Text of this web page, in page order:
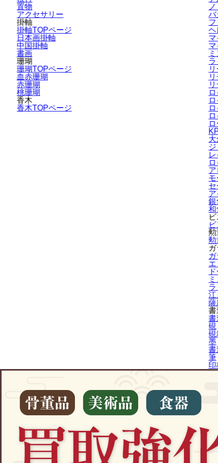
置物
アクセサリー
掛軸
掛軸TOPページ
日本画掛軸
中国掛軸
書画
珊瑚
珊瑚TOPページ
血赤珊瑚
赤珊瑚
桃珊瑚
香木
香木TOPページ
バ
フ
ヘ
マ
マ
大
ア
モ
セ
ア
銀
和
勲
勲
エ
江
薩
書
書
硯
硯
墨
書
筆
印